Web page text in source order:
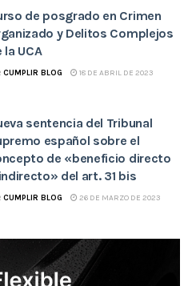
de posgrado en Crimen
y Delitos Complejos
la UCA
CUMPLIR BLOG 18 DE ABRIL DE 2023
sentencia del Tribunal
español sobre el
de «beneficio directo
del art. 31 bis
CUMPLIR BLOG 26 DE MARZO DE 2023